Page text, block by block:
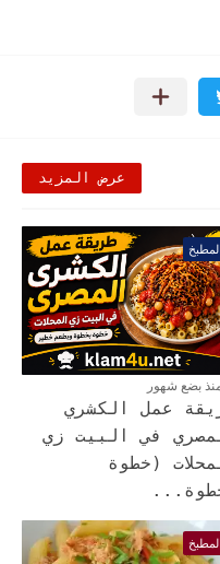
عرض المزيد
المطبخ
بضع شهور
عمل الكشري
في البيت زي
(خطوة
المطبخ